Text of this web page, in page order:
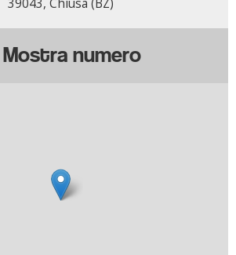
39043, Chiusa (BZ)
Mostra numero